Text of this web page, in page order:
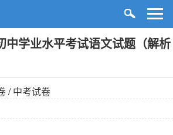
中学业水平考试语文试题（解析
/中考试卷